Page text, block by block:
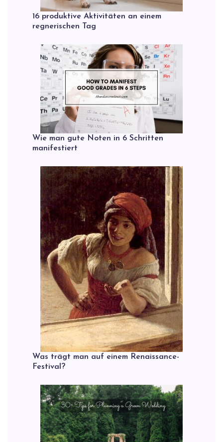
16 produktive Aktivitäten an einem
regnerischen Tag
Wie man gute Noten in 6 Schritten
manifestiert
Was trägt man auf einem Renaissance-
Festival?